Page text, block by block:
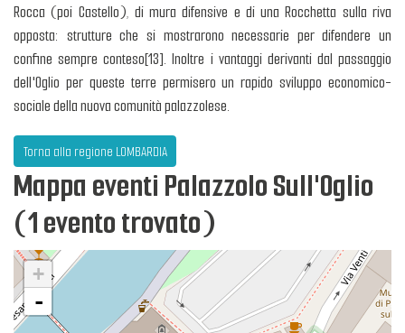
Rocca (poi Castello), di mura difensive e di una Rocchetta sulla riva
opposta: strutture che si mostrarono necessarie per difendere un
confine sempre conteso[13]. Inoltre i vantaggi derivanti dal passaggio
dell'Oglio per queste terre permisero un rapido sviluppo economico-
sociale della nuova comunità palazzolese.
Torna alla regione LOMBARDIA
Mappa eventi Palazzolo Sull'Oglio
(1 evento trovato)
+
-